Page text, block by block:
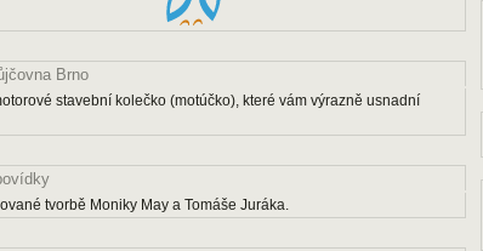
Brno
stavební kolečko (motúčko), které vám výrazně usnadní
tvorbě Moniky May a Tomáše Juráka.